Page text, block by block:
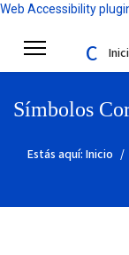
Web Accessibility
Símbolos
Estás aquí: Inicio